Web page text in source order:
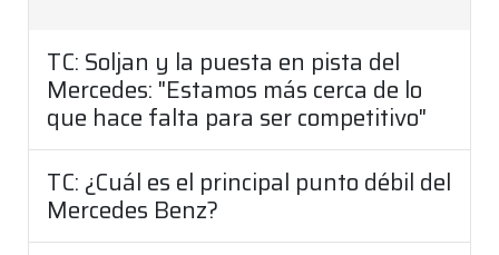
TC: Soljan y la puesta en pista del
Mercedes: "Estamos más cerca de lo
que hace falta para ser competitivo"
TC: ¿Cuál es el principal punto débil del
Mercedes Benz?